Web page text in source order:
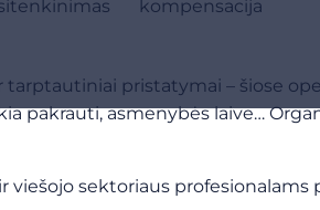
kompensacija
pristatymai – šiose
pakrauti, asmenybės laive…
viešojo sektoriaus